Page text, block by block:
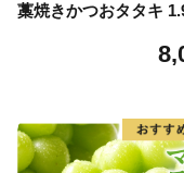
藁焼きかつおタタキ